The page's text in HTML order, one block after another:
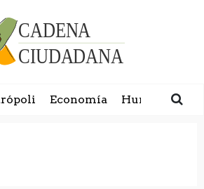
Economía Humanidad